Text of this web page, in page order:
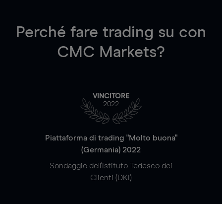
Perché fare trading su con
CMC Markets?
VINCITORE
2022
Piattaforma di trading "Molto buona"
(Germania) 2022
Sondaggio dell'Istituto Tedesco dei
Clienti (DKI)